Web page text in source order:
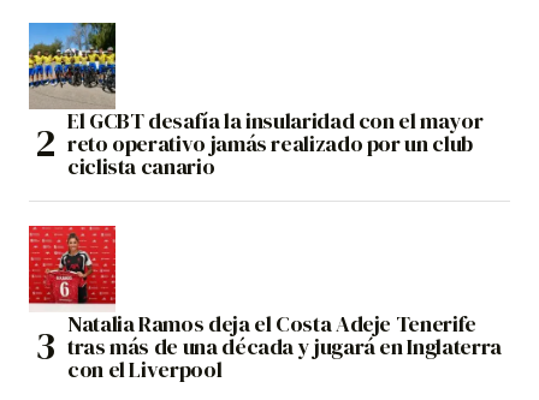
El GCBT desafía la insularidad con el mayor
reto operativo jamás realizado por un club
ciclista canario
Natalia Ramos deja el Costa Adeje Tenerife
tras más de una década y jugará en Inglaterra
con el Liverpool